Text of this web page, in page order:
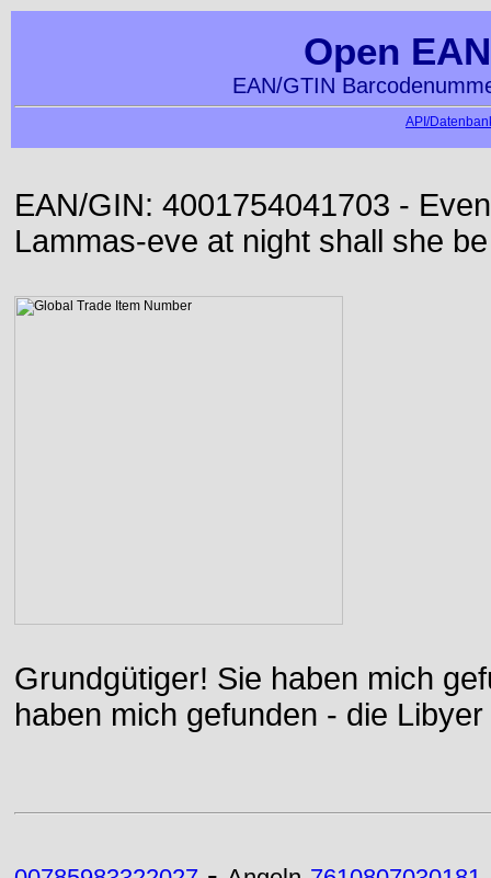
Open
EAN/GTIN
API/
EAN/GIN: 4001754041703 -
Lammas-eve at night shall she
Grundgütiger! Sie haben mich
haben mich gefunden - die